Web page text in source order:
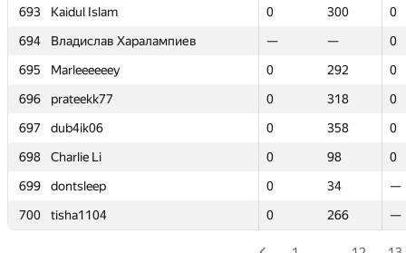
693
Kaidul Islam 0 300
0
694
Владислав Харалампиев — —
0
695
Marleeeeeey 0 292
0
696
prateekk77 0 318
0
697
dub4ik06 0 358
0
698
Charlie Li 0 98
0
699
dontsleep 0 34
—
700
tisha1104 0 266 —
693
Kaidul Islam 0 300
0
694
Владислав Харалампиев — —
0
695
Marleeeeeey 0 292
0
696
prateekk77 0 318
0
697
dub4ik06 0 358
0
698
Charlie Li 0 98
0
699
dontsleep 0 34
—
700
tisha1104 0 266 —